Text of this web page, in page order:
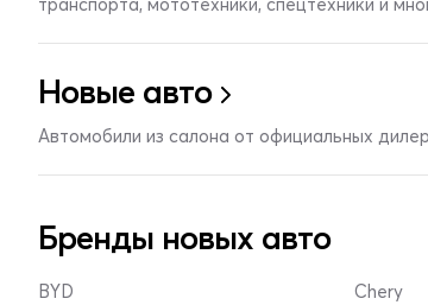
Новые авто
Автомобили из салона от официальных
Бренды новых авто
BYD Chery